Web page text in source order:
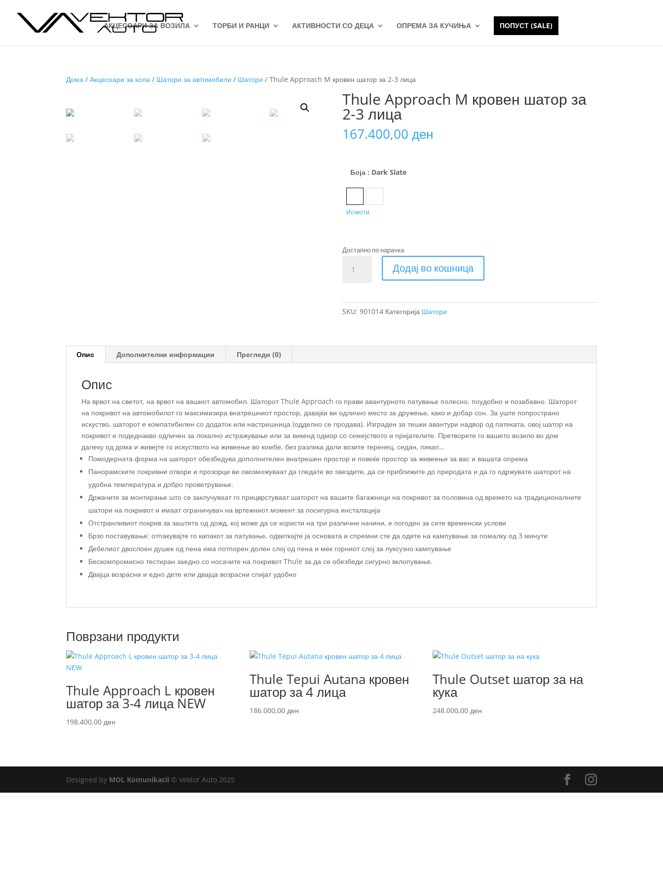
АКЦЕСОАРИ ЗА ВОЗИЛА ТОРБИ И РАНЦИ АКТИВНОСТИ СО ДЕЦА ОПРЕМА ЗА КУЧИЊА ПОПУСТ (SALE)
Дома /Акцесоари за кола / Шатори за автомобили / Шатори / Thule Approach M кровен шатор за 2-3 лица
Thule Approach M кровен шатор за
2-3 лица
167.400,00 ден
Боја: Dark Slate
Исчисти
Достапно по нарачка
Approach
количина
Додај во кошница
SKU: 901014 Категорија Шатори
Опис Дополнителни информации Прегледи (0)
Опис
На врвот на светот, на врвот на вашиот автомобил. Шаторот Thule Approach го прави авантурното патување полесно, поудобно и позабавно. Шаторот
на покривот на автомобилот го максимизира внатрешниот простор, давајќи ви одлично место за дружење, како и добар сон. За уште попространо
искуство, шаторот е компатибилен со додаток или настрешница (одделно се продава). Изграден за тешки авантури надвор од патеката, овој шатор на
покривот е подеднакво одличен за локално истражување или за викенд одмор со семејството и пријателите. Претворете го вашето возило во дом
далеку од дома и живејте го искуството на живеење во комбе, без разлика дали возите теренец, седан, пикап…
Помодерната форма на шаторот обезбедува дополнителен внатрешен простор и повеќе простор за живеење за вас и вашата опрема
Панорамските покривни отвори и прозорци ви овозможуваат да гледате во ѕвездите, да се приближите до природата и да го одржувате шаторот на
удобна температура и добро проветрување.
Држачите за монтирање што се заклучуваат го прицврстуваат шаторот на вашите багажници на покривот за половина од времето на традиционалните
шатори на покривот и имаат ограничувач на вртежниот момент за посигурна инсталација
Отстранливиот покрив за заштита од дожд, кој може да се користи на три различни начини, е погоден за сите временски услови
Брзо поставување: отпакувајте го капакот за патување, одвиткајте ја основата и спремни сте да одите на кампување за помалку од 3 минути
Дебелиот двослоен душек од пена има потпорен долен слој од пена и мек горниот слој за луксузно кампување
Бескомпромисно тестиран заедно со носачите на покривот Thule за да се обезбеди сигурно вклопување.
Двајца возрасни и едно дете или двајца возрасни спијат удобно
Поврзани продукти
Thule Approach L кровен
шатор за 3-4 лица NEW
198.400,00ден
Thule Tepui Autana кровен
шатор за 4 лица
186.000,00 ден
Thule Outset шатор за на
кука
248.000,00ден
Designed by MOL Komunikacii © Vektor Auto 2025